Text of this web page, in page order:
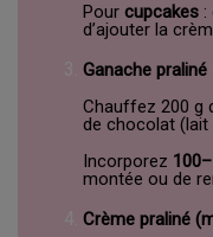
Pour cupcakes :
d’ajouter la
Ganache praliné
Chauffez 200 g
de chocolat (lait
Incorporez
montée ou de
Crème praliné